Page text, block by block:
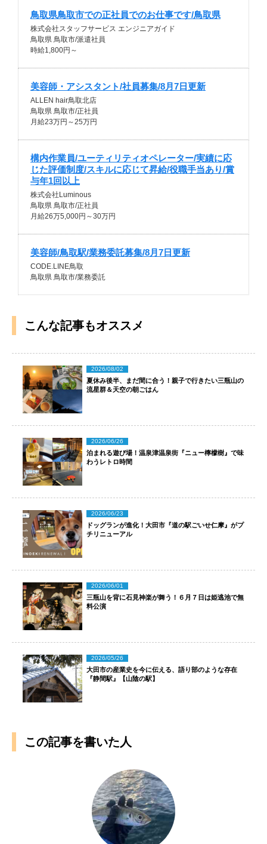
鳥取県鳥取市での正社員でのお仕事です/鳥取県
株式会社スタッフサービス エンジニアガイド
鳥取県 鳥取市/派遣社員
時給1,800円～
美容師・アシスタント/社員募集/8月7日更新
ALLEN hair鳥取北店
鳥取県 鳥取市/正社員
月給23万円～25万円
構内作業員/ユーティリティオペレーター/実績に応
じた評価制度/スキルに応じて昇給/役職手当あり/賞
与年1回以上
株式会社Luminous
鳥取県 鳥取市/正社員
月給26万5,000円～30万円
美容師/鳥取駅/業務委託募集/8月7日更新
CODE.LINE鳥取
鳥取県 鳥取市/業務委託
こんな記事もオススメ
2026/08/02
夏休み後半、まだ間に合う！親子で行きたい三瓶山の
流星群＆天空の朝ごはん
2026/06/26
泊まれる遊び場！温泉津温泉街『ニュー檸檬樹』で味
わうレトロ時間
2026/06/23
ドッグランが進化！大田市『道の駅ごいせ仁摩』がプ
チリニューアル
2026/06/01
三瓶山を背に石見神楽が舞う！６月７日は姫逃池で無
料公演
2026/05/26
大田市の産業史を今に伝える、語り部のような存在
『静間駅』【山陰の駅】
この記事を書いた人